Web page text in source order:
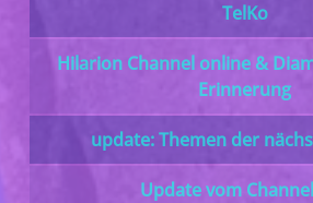
TelKo
Hilarion Channel online &
Erinnerung
update: Themen der
Update vom